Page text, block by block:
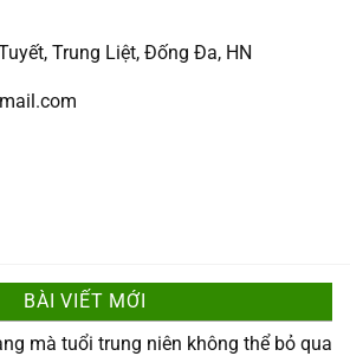
Trung Liệt, Đống Đa, HN
BÀI VIẾT MỚI
mà tuổi trung niên không thể bỏ qua